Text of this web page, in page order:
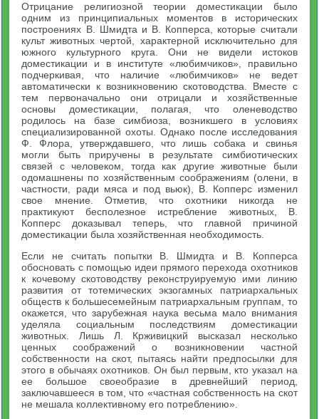
Отрицание религиозной теории доместикации было
одним из принципиальных моментов в исторических
построениях В. Шмидта и В. Копперса, которые считали
культ животных чертой, характерной исключительно для
южного культурного круга. Они не видели истоков
доместикации и в институте «любимчиков», правильно
подчеркивая, что наличие «любимчиков» не ведет
автоматически к возникновению скотоводства. Вместе с
тем первоначально они отрицали и хозяйственные
основы доместикации, полагая, что оленеводство
родилось на базе симбиоза, возникшего в условиях
специализированной охоты. Однако после исследования
Ф. Флора, утверждавшего, что лишь собака и свинья
могли быть приручены в результате симбиотических
связей с человеком, тогда как другие животные были
одомашнены по хозяйственным соображениям (олени, в
частности, ради мяса и под вьюк), В. Копперс изменил
свое мнение. Отметив, что охотники никогда не
практикуют бесполезное истребление животных, В.
Копперс доказывал теперь, что главной причиной
доместикации была хозяйственная необходимость.
Если не считать попытки В. Шмидта и В. Копперса
обосновать с помощью идеи прямого перехода охотников
к кочевому скотоводству реконструируемую ими линию
развития от тотемических экзогамных патриархальных
обществ к большесемейным патриархальным группам, то
окажется, что зарубежная наука весьма мало внимания
уделяла социальным последствиям доместикации
животных. Лишь Л. Крживицкий высказал несколько
ценных соображений о возникновении частной
собственности на скот, пытаясь найти предпосылки для
этого в обычаях охотников. Он был первым, кто указал на
ее большое своеобразие в древнейший период,
заключавшееся в том, что «частная собственность на скот
не мешала коллективному его потреблению».